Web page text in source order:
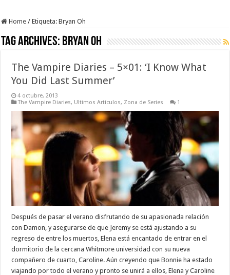
Home / Etiqueta:Bryan Oh
Tag Archives: Bryan Oh
The Vampire Diaries – 5×01: ‘I Know What
You Did Last Summer’
4 octubre, 2013
The Vampire Diaries, Ultimos Articulos, Zona de Series 1
Después de pasar el verano disfrutando de su apasionada relación
con Damon, y asegurarse de que Jeremy se está ajustando a su
regreso de entre los muertos, Elena está encantado de entrar en el
dormitorio de la cercana Whitmore universidad con su nueva
compañero de cuarto, Caroline. Aún creyendo que Bonnie ha estado
viajando por todo el verano y pronto se unirá a ellos, Elena y Caroline